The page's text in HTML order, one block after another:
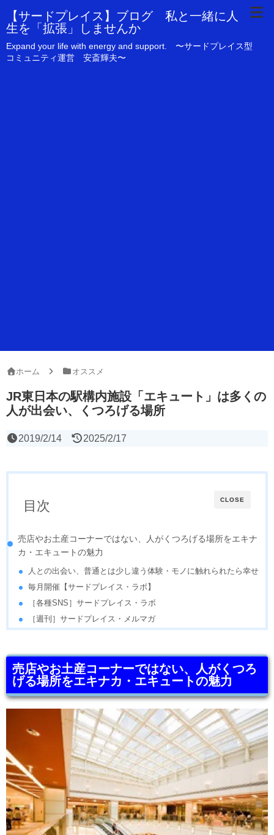
【サードプレイス】ブログ 私と一緒に人
生を「拡張」しませんか
Expand your life with energy and support. 〜サードプレイス型
コミュニティ運営 安斎輝夫〜
ホーム オススメ
JR東日本の駅構内施設「エキュート」は多くの
人が出会い、くつろげる場所
2019/2/14 2025/2/17
CLOSE
目次
売店やお土産コーナーではない、人がくつろげる場所をエキナ
カ・エキュートの魅力
人との出会い、普通とは少し違う体験・モノに触れられたら幸せ
毎月開催【サードプレイス・ラボ】
［各種SNS］サードプレイス・ラボ
［週刊］サードプレイス・メルマガ
売店やお土産コーナーではない、人がくつろ
げる場所をエキナカ・エキュートの魅力